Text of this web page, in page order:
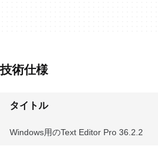
技術仕様
タイトル
Windows用のText Editor Pro 36.2.2